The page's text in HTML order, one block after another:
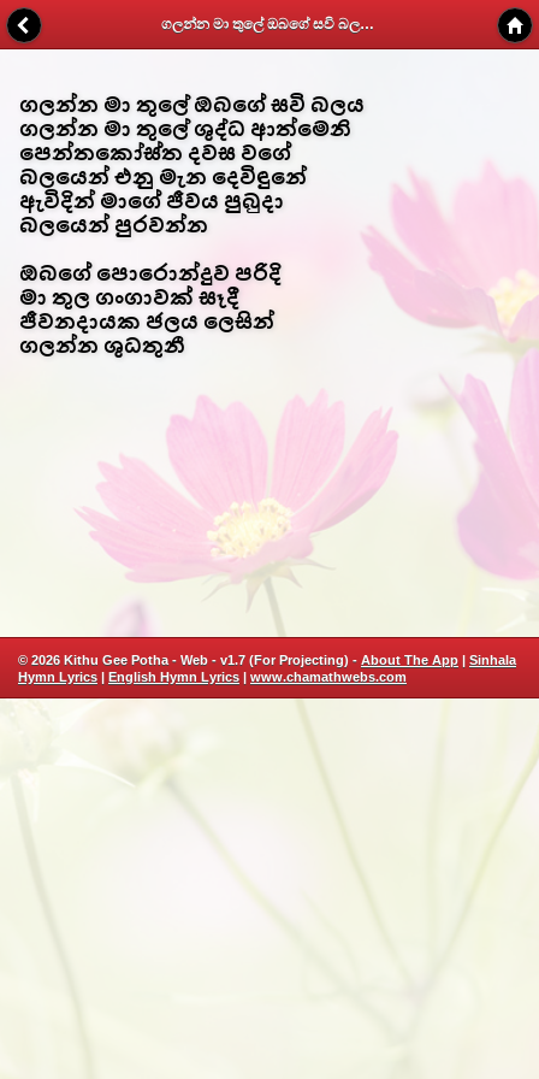
ගලන්න මා තුලේ ඔබගේ සවි බලය - Kithunu Gee Potha - Web v1.7
ගලන්න මා තුලේ ඔබගේ සවි බලය
ගලන්න මා තුලේ ශුද්ධ ආත්මෙනි
පෙන්තකෝස්ත දවස වගේ
බලයෙන් එනු මැන දෙවිඳුනේ
ඇවිදින් මාගේ ජීවය පුබුදා
බලයෙන් පුරවන්න
ඔබගේ පොරොන්දුව පරිදි
මා තුල ගංගාවක් සෑදී
ජීවනදායක ජලය ලෙසින්
ගලන්න ශුධතුනී
© 2026 Kithu Gee Potha - Web - v1.7 (For Projecting) - About The App | Sinhala
Hymn Lyrics | English Hymn Lyrics | www.chamathwebs.com